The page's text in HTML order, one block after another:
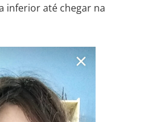
inferior até chegar na